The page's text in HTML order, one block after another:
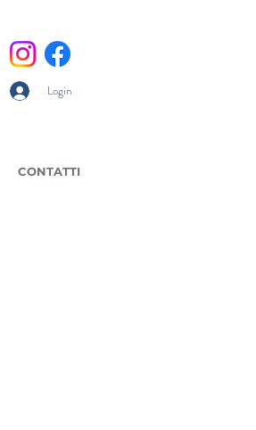
Login
CONTATTI